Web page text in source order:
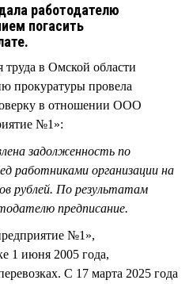
работодателю
погасить
труда в Омской области
прокуратуры провела
в отношении ООО
№1»:
задолженность по
работниками организации на
рублей. По результатам
предписание.
№1»,
1 июня 2005 года,
С 17 марта 2025 года